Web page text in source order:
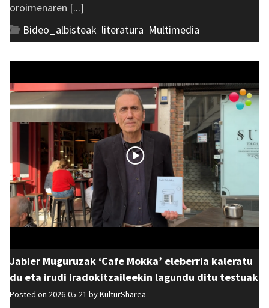
oroimenaren [...]
Bideo_albisteak literatura Multimedia
Jabier Muguruzak ‘Cafe Mokka’ eleberria kaleratu
du eta irudi iradokitzaileekin lagundu ditu testuak
Posted on 2026-05-21 byKulturSharea